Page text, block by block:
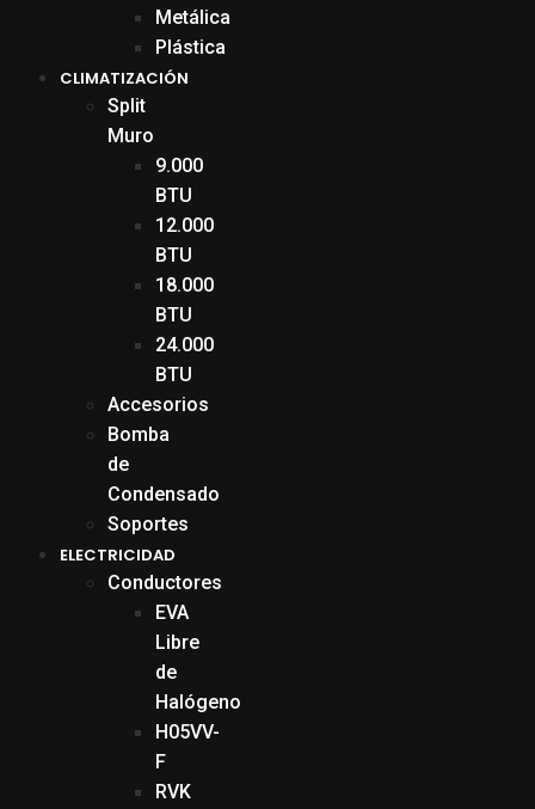
Metálica
Plástica
CLIMATIZACIÓN
Split
Muro
9.000
BTU
12.000
BTU
18.000
BTU
24.000
BTU
Accesorios
Bomba
de
Condensado
Soportes
ELECTRICIDAD
Conductores
EVA
Libre
de
Halógeno
H05VV-
F
RVK